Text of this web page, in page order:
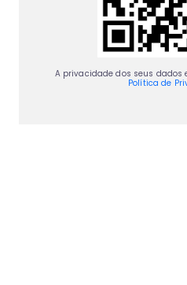
A privacidade dos seus
Política de